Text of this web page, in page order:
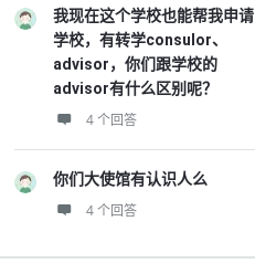
我现在这个学校也能帮我申请
学校，有转学consulor、
advisor，你们跟学校的
advisor有什么区别呢？
4 个回答
你们大使馆有认识人么
4 个回答